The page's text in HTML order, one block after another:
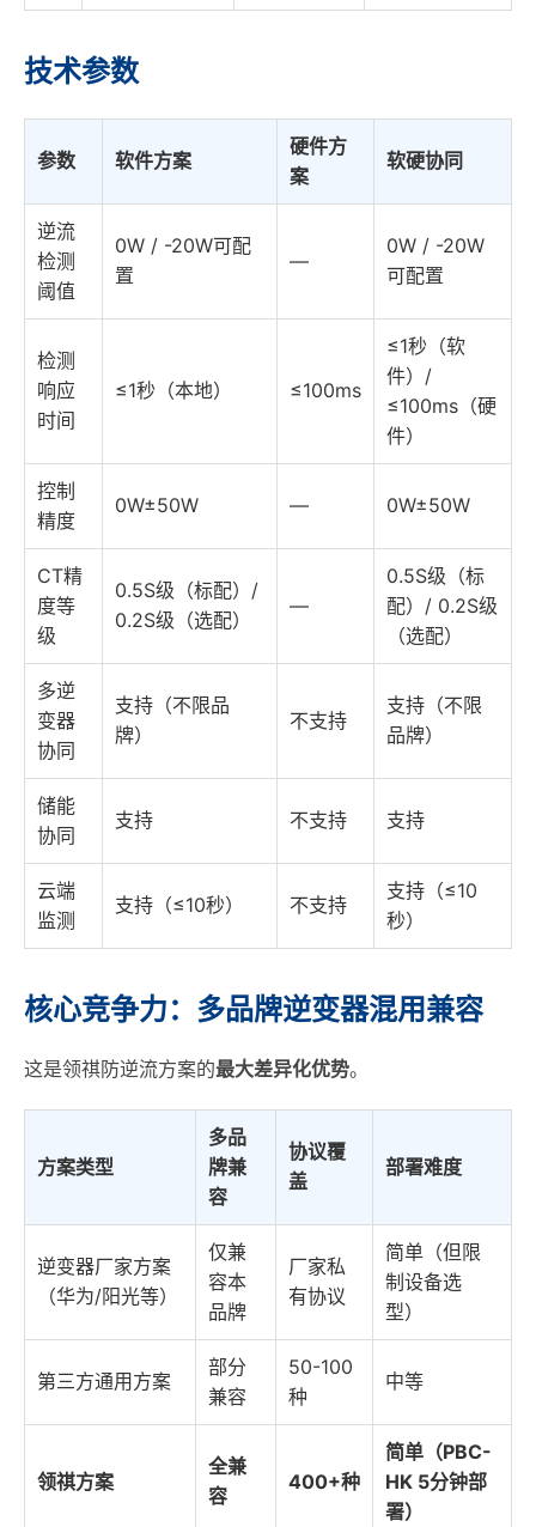
技术参数
参数 软件方案
硬件方
案
软硬协同
逆流
检测
阈值
0W / -20W可配
置
—
0W / -20W
可配置
检测
响应
时间
≤1秒（本地） ≤100ms
≤1秒（软
件）/
≤100ms（硬
件）
控制
精度
0W±50W — 0W±50W
CT精
度等
级
0.5S级（标配）/
0.2S级（选配）
—
0.5S级（标
配）/ 0.2S级
（选配）
多逆
变器
协同
支持（不限品
牌）
不支持
支持（不限
品牌）
储能
协同
支持 不支持 支持
云端
监测
支持（≤10秒） 不支持
支持（≤10
秒）
核心竞争力：多品牌逆变器混用兼容
这是领祺防逆流方案的最大差异化优势。
方案类型
多品
牌兼
容
协议覆
盖
部署难度
逆变器厂家方案
（华为/阳光等）
仅兼
容本
品牌
厂家私
有协议
简单（但限
制设备选
型）
第三方通用方案
部分
兼容
50-100
种
中等
领祺方案
全兼
容
400+种
简单（PBC-
HK 5分钟部
署）